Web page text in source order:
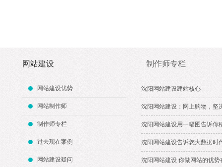
网站建设
网站建设优势
网站制作师
制作师专栏
过去现在案例
网站建设疑问
制作师专栏
沈阳网站建设建站核心
沈阳网站建设：网上购物，坚
沈阳网站建设用一幅图告诉你
沈阳网站建设告诉您大数据时
沈阳网站建设 你做网站的优势